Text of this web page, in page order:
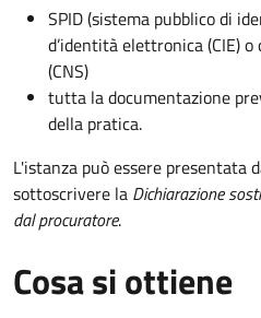
SPID (sistema pubblico di
d’identità elettronica (CIE)
(CNS)
tutta la documentazione
della pratica.
L'istanza può essere presentata
sottoscrivere la Dichiarazione
dal procuratore.
Cosa si ottiene